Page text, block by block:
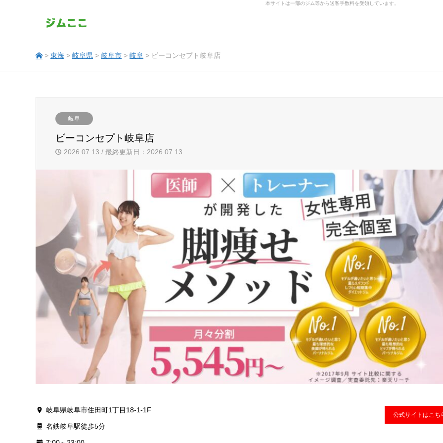
本サイトは一部のジム等から送客手数料を受領しています。
> 東海 > 岐阜県 > 岐阜市 > 岐阜 > ビーコンセプト岐阜店
岐阜
ビーコンセプト岐阜店
2026.07.13 / 最終更新日：2026.07.13
岐阜県岐阜市住田町1丁目18-1-1F
名鉄岐阜駅徒歩5分
公式サイトはこち